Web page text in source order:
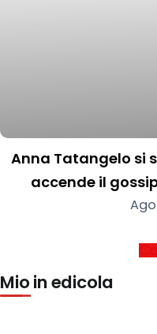
Anna Tatangelo si
accende il
Mio in edicola